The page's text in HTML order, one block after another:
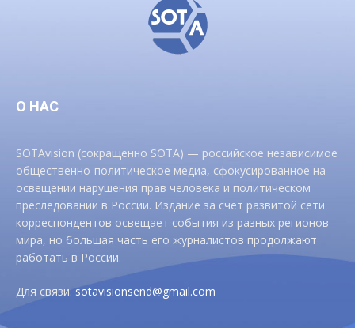
О НАС
SOTAvision (сокращенно SOTA) — российское независимое
общественно-политическое медиа, сфокусированное на
освещении нарушения прав человека и политическом
преследовании в России. Издание за счет развитой сети
корреспондентов освещает события из разных регионов
мира, но большая часть его журналистов продолжают
работать в России.
Для связи:sotavisionsend@gmail.com